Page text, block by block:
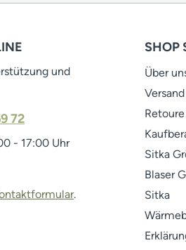
und
72
- 17:00 Uhr
.
SHOP
Über
Retoure
Sitka
Blaser
Sitka